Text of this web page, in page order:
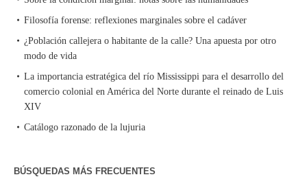
Filosofía forense: reflexiones marginales sobre el cadáver
¿Población callejera o habitante de la calle? Una apuesta por otro
modo de vida
La importancia estratégica del río Mississippi para el desarrollo del
comercio colonial en América del Norte durante el reinado de Luis
XIV
Catálogo razonado de la lujuria
BÚSQUEDAS MÁS FRECUENTES